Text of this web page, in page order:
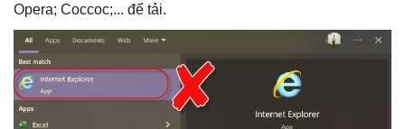
Chi phí thẩm tra Thiết kế và thẩm tra Dự
toán khi nào thì được điều chỉnh k=1,2
1.1 Cài đặt phần mềm DỰ TOÁN BNSC
Opera; Coccoc;... để tải.